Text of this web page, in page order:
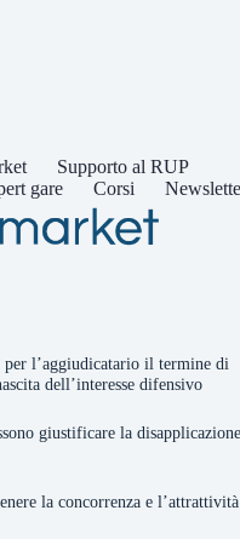
Supporto al RUP
gare
Corsi
per l’aggiudicatario il termine di
dell’interesse difensivo
giustificare la
la concorrenza e